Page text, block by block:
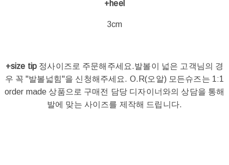
+heel
3cm
+size tip 정사이즈로 주문해주세요.발볼이 넓은 고객님의 경
우 꼭 "발볼넓힘"을 신청해주세요. O.R(오알) 모든슈즈는 1:1
order made 상품으로 구매전 담당 디자이너와의 상담을 통해
발에 맞는 사이즈를 제작해 드립니다.